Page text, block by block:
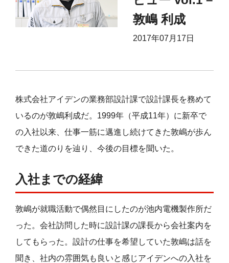
敦嶋 利成
2017年07月17日
株式会社アイデンの業務部設計課で設計課長を務めて
いるのが敦嶋利成だ。1999年（平成11年）に新卒で
の入社以来、仕事一筋に邁進し続けてきた敦嶋が歩ん
できた道のりを辿り、今後の目標を聞いた。
入社までの経緯
敦嶋が就職活動で偶然目にしたのが池内電機製作所だ
った。会社訪問した時に設計課の課長から会社案内を
してもらった。設計の仕事を希望していた敦嶋は話を
聞き、社内の雰囲気も良いと感じアイデンへの入社を